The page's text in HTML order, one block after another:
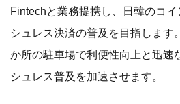
Fintechと業務提携し、日韓のコ
シュレス決済の普及を目指します
か所の駐車場で利便性向上と迅速
シュレス普及を加速させます。